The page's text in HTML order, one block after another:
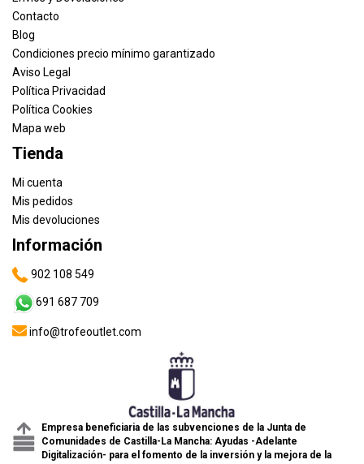
Contacto
Blog
Condiciones precio mínimo garantizado
Aviso Legal
Política Privacidad
Política Cookies
Mapa web
Tienda
Mi cuenta
Mis pedidos
Mis devoluciones
Información
902 108 549
691 687 709
info@trofeoutlet.com
Empresa beneficiaria de las subvenciones de la Junta de
Comunidades de Castilla-La Mancha: Ayudas -Adelante
Digitalización- para el fomento de la inversión y la mejora de la